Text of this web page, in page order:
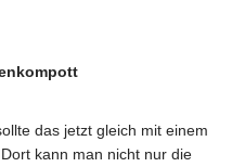
das jetzt gleich mit einem
kann man nicht nur die